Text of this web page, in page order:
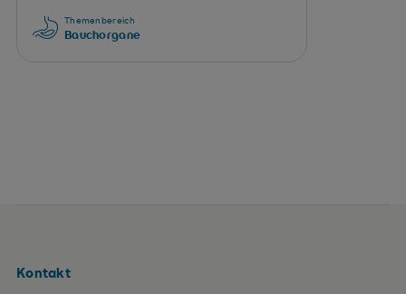
Themenbereich
Bauchorgane
Kontakt